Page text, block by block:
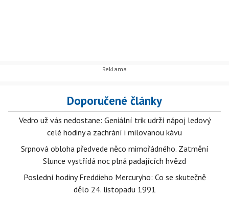
Doporučené články
Vedro už vás nedostane: Geniální trik udrží nápoj ledový
celé hodiny a zachrání i milovanou kávu
Srpnová obloha předvede něco mimořádného. Zatmění
Slunce vystřídá noc plná padajících hvězd
Poslední hodiny Freddieho Mercuryho: Co se skutečně
dělo 24. listopadu 1991